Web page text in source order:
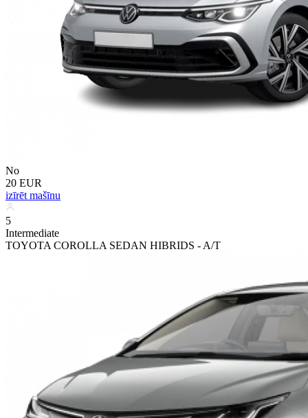
No
20 EUR
izīrēt mašīnu
5
Intermediate
TOYOTA COROLLA SEDAN HIBRIDS - A/T